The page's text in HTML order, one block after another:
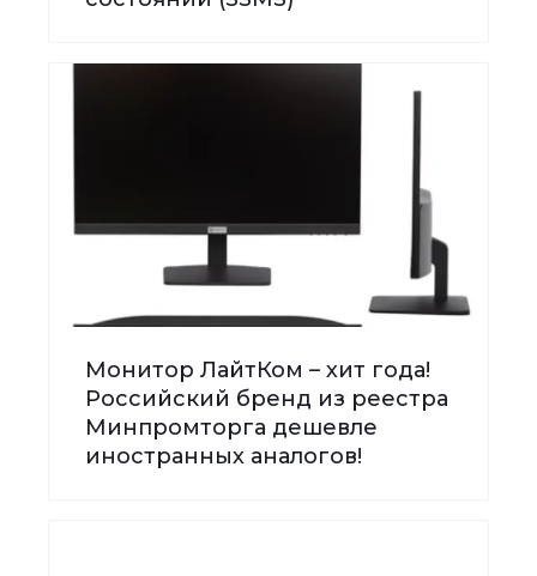
Монитор ЛайтКом – хит года!
Российский бренд из реестра
Минпромторга дешевле
иностранных аналогов!